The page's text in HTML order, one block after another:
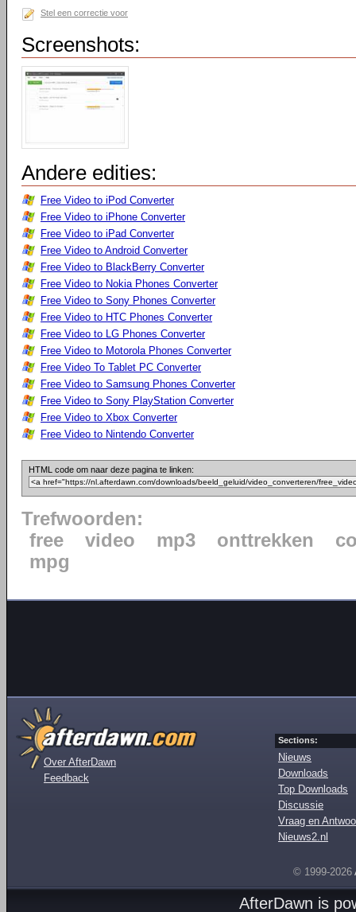
Stel een correctie voor
Screenshots:
Andere edities:
Free Video to iPod Converter
Free Video to iPhone Converter
Free Video to iPad Converter
Free Video to Android Converter
Free Video to BlackBerry Converter
Free Video to Nokia Phones Converter
Free Video to Sony Phones Converter
Free Video to HTC Phones Converter
Free Video to LG Phones Converter
Free Video to Motorola Phones Converter
Free Video To Tablet PC Converter
Free Video to Samsung Phones Converter
Free Video to Sony PlayStation Converter
Free Video to Xbox Converter
Free Video to Nintendo Converter
HTML code om naar deze pagina te linken:
Trefwoorden:
free
video mp3 onttrekken
mpg
Over AfterDawn
Feedback
Sections:
Nieuws
Downloads
Top Downloads
Discussie
Vraag en
Nieuws2.nl
© 1999-2026
AfterDawn is